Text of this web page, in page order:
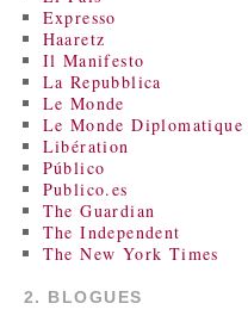
Expresso
Haaretz
Il Manifesto
La Repubblica
Le Monde
Le Monde Diplomatique
Libération
Público
Publico.es
The Guardian
The Independent
The New York Times
2. BLOGUES